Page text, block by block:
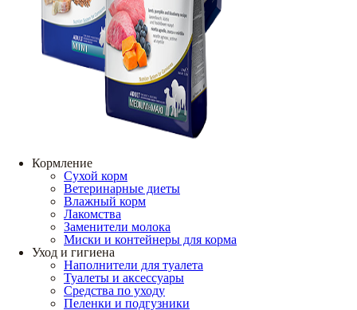
Кормление
Сухой корм
Ветеринарные диеты
Влажный корм
Лакомства
Заменители молока
Миски и контейнеры для корма
Уход и гигиена
Наполнители для туалета
Туалеты и аксессуары
Средства по уходу
Пеленки и подгузники